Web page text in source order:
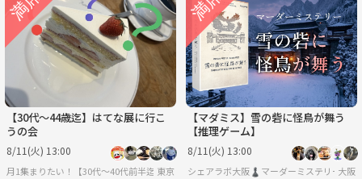
【30代〜44歳迄】はてな展に行こ
うの会
8/11(火) 13:00
月1集まりたい！【30代〜40代前半迄】東京
【マダミス】雪の砦に怪鳥が舞う
【推理ゲーム】
8/11(火) 13:00
シェアラボ大阪♟️マーダーミステリー/ボ
大阪